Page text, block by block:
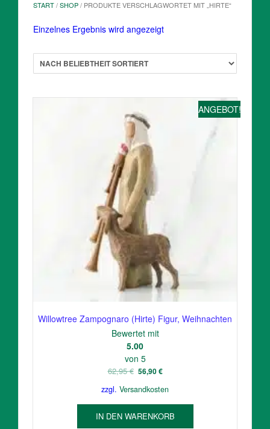
START/SHOP/ PRODUKTE VERSCHLAGWORTET MIT „HIRTE“
Einzelnes Ergebnis wird angezeigt
ANGEBOT!
Willowtree Zampognaro (Hirte) Figur, Weihnachten
Bewertet mit
5.00
von 5
62,95€ Ursprünglicher
war:
62,95 €
56,90€Aktueller
ist:
56,90 €.
zzgl. Versandkosten
IN DEN WARENKORB